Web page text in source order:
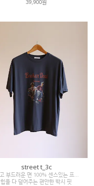
39,900원
street t_3c
가볍고 부드러운 면 100% 센스있는 프린팅
힙을 다 덮어주는 편안한 박시 핏